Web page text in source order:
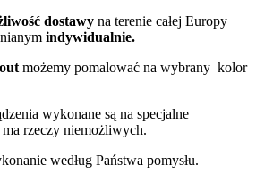
dostawy na terenie całej Europy
indywidualnie.
możemy pomalować na wybrany kolor
wykonane są na specjalne
rzeczy niemożliwych.
według Państwa pomysłu.